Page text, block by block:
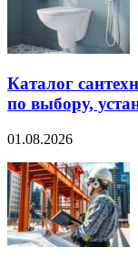
Каталог
по выбору,
01.08.2026